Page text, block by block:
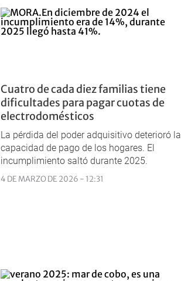
Cuatro de cada diez familias tiene
dificultades para pagar cuotas de
electrodomésticos
La pérdida del poder adquisitivo deterioró la
capacidad de pago de los hogares. El
incumplimiento saltó durante 2025.
4 DE MARZO DE 2026 - 12:31